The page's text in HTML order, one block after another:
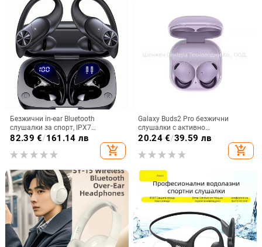
Безжични in-ear Bluetooth
слушалки за спорт, IPX7
водоустойчиви, дълъг живот на
шумопотискане
82.39 €/161.14 лв
add_shopping_cart
Galaxy Buds2 Pro безжични
слушалки с активно
шумопотискане, корпус от
20.24€/39.59 лв
add_shopping_cart